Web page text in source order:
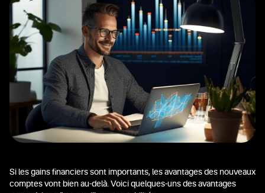
Si les gains financiers sont importants, les avantages des nouveaux
comptes vont bien au-delà. Voici quelques-uns des avantages